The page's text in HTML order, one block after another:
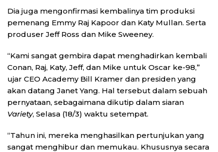
Dia juga mengonfirmasi kembalinya tim produksi
pemenang Emmy Raj Kapoor dan Katy Mullan. Serta
produser Jeff Ross dan Mike Sweeney.
“Kami sangat gembira dapat menghadirkan kembali
Conan, Raj, Katy, Jeff, dan Mike untuk Oscar ke-98,”
ujar CEO Academy Bill Kramer dan presiden yang
akan datang Janet Yang. Hal tersebut dalam sebuah
pernyataan, sebagaimana dikutip dalam siaran
Variety, Selasa (18/3) waktu setempat.
“Tahun ini, mereka menghasilkan pertunjukan yang
sangat menghibur dan memukau. Khususnya secara